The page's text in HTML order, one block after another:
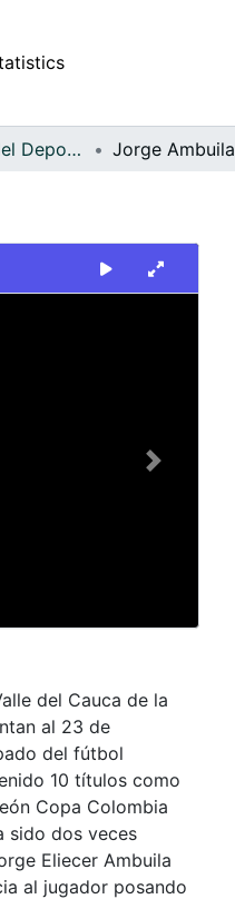
FFDO - Rincón del Deportivo Cali - Patrimonial Jorge Ambuila
Next
del Cauca de la
al 23 de
del fútbol
10 títulos como
Copa Colombia
sido dos veces
Eliecer Ambuila
al jugador posando